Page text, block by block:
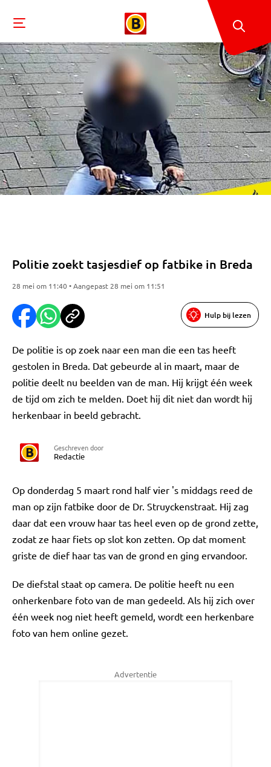
Politie zoekt tasjesdief op fatbike in Breda
28 mei om 11:40 • Aangepast 28 mei om 11:51
Hulp bij lezen
De politie is op zoek naar een man die een tas heeft
gestolen in Breda. Dat gebeurde al in maart, maar de
politie deelt nu beelden van de man. Hij krijgt één week
de tijd om zich te melden. Doet hij dit niet dan wordt hij
herkenbaar in beeld gebracht.
Geschreven door
Redactie
Op donderdag 5 maart rond half vier 's middags reed de
man op zijn fatbike door de Dr. Struyckenstraat. Hij zag
daar dat een vrouw haar tas heel even op de grond zette,
zodat ze haar fiets op slot kon zetten. Op dat moment
griste de dief haar tas van de grond en ging ervandoor.
De diefstal staat op camera. De politie heeft nu een
onherkenbare foto van de man gedeeld. Als hij zich over
één week nog niet heeft gemeld, wordt een herkenbare
foto van hem online gezet.
Advertentie